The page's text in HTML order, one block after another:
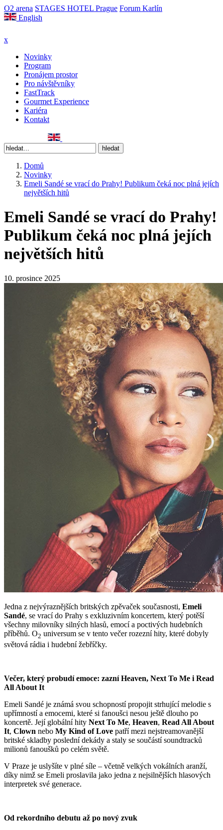
O2 arena STAGES HOTEL Prague Forum Karlín
English
x
Novinky
Program
Pronájem prostor
Pro návštěvníky
FastTrack
Gourmet Experience
Kariéra
Kontakt
Domů
Novinky
Emeli Sandé se vrací do Prahy! Publikum čeká noc plná jejích
největších hitů
Emeli Sandé se vrací do Prahy!
Publikum čeká noc plná jejích
největších hitů
10. prosince 2025
Jedna z nejvýraznějších britských zpěvaček současnosti, Emeli
Sandé, se vrací do Prahy s exkluzivním koncertem, který potěší
všechny milovníky silných hlasů, emocí a poctivých hudebních
příběhů. O2 universum se v tento večer rozezní hity, které dobyly
světová rádia i hudební žebříčky.
Večer, který probudí emoce: zazní Heaven, Next To Me i Read
All About It
Emeli Sandé je známá svou schopností propojit strhující melodie s
upřímností a emocemi, které si fanoušci nesou ještě dlouho po
koncertě. Její globální hity Next To Me, Heaven, Read All About
It, Clown nebo My Kind of Love patří mezi nejstreamovanější
britské skladby poslední dekády a staly se součástí soundtracků
milionů fanoušků po celém světě.
V Praze je uslyšíte v plné síle – včetně velkých vokálních aranží,
díky nimž se Emeli proslavila jako jedna z nejsilnějších hlasových
interpretek své generace.
Od rekordního debutu až po nový zvuk